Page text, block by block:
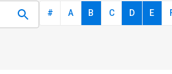
# A B C D E